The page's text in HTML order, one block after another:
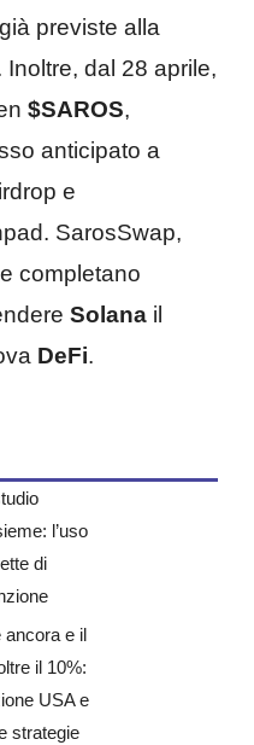
previste alla
dal 28 aprile,
$SAROS,
anticipato a
e
SarosSwap,
completano
Solana il
DeFi.
l’uso
di
ancora e il
il 10%:
USA e
strategie